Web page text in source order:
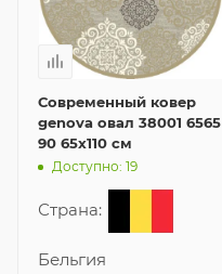
Современный ковер
genova овал 38001 6565
90 65x110 см
Доступно: 19
Страна:
Бельгия